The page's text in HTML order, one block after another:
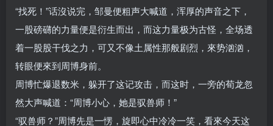
“找死！”话沒说完，邹曼便粗声大喊道，浑厚的声音之下，
一股磅礴的力量便是衍生而出，而这力量极为古怪，全场透
着一股股干伐之力，可又不像土属性那般剧烈，來势汹汹，
转眼便來到周博身前。
周博忙爆退数米，躲开了这记攻击，而这时，一旁的荀龙忽
然大声喊道：“周博小心，她是驭兽师！”
“驭兽师？”周博先是一愣，旋即心中冷冷一笑，看來今天这